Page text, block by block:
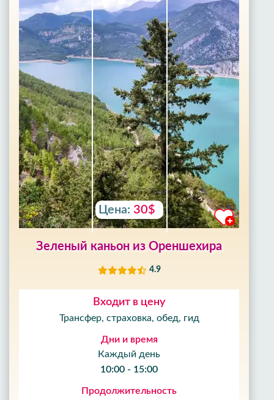
Цена: 30$
Зеленый каньон из Ореншехира
4.9
Входит в цену
Трансфер, страховка, обед, гид
Дни и время
Каждый день
10:00 - 15:00
Продолжительность